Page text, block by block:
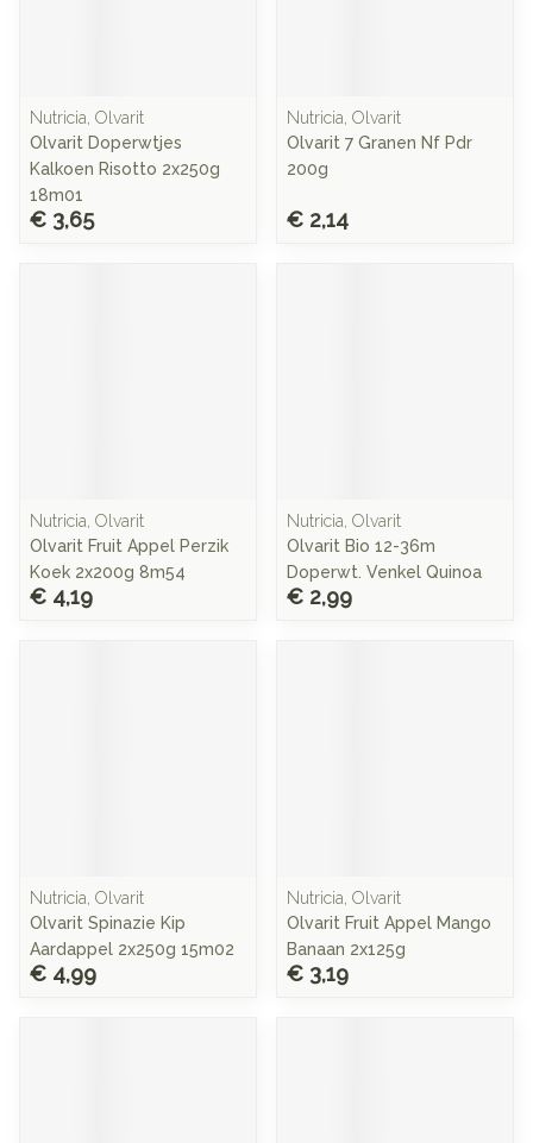
Nutricia, Olvarit
Olvarit Doperwtjes
Kalkoen Risotto 2x250g
18m01
€ 3,65
Nutricia, Olvarit
Olvarit 7 Granen Nf Pdr
200g
€ 2,14
Nutricia, Olvarit
Olvarit Fruit Appel Perzik
Koek 2x200g 8m54
€ 4,19
Nutricia, Olvarit
Olvarit Bio 12-36m
Doperwt. Venkel Quinoa
€ 2,99
Nutricia, Olvarit
Olvarit Spinazie Kip
Aardappel 2x250g 15m02
€ 4,99
Nutricia, Olvarit
Olvarit Fruit Appel Mango
Banaan 2x125g
€ 3,19